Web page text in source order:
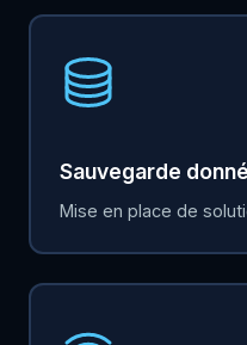
Sauvegarde
Mise en place de